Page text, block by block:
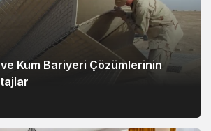
Kum Bariyeri Çözümlerinin